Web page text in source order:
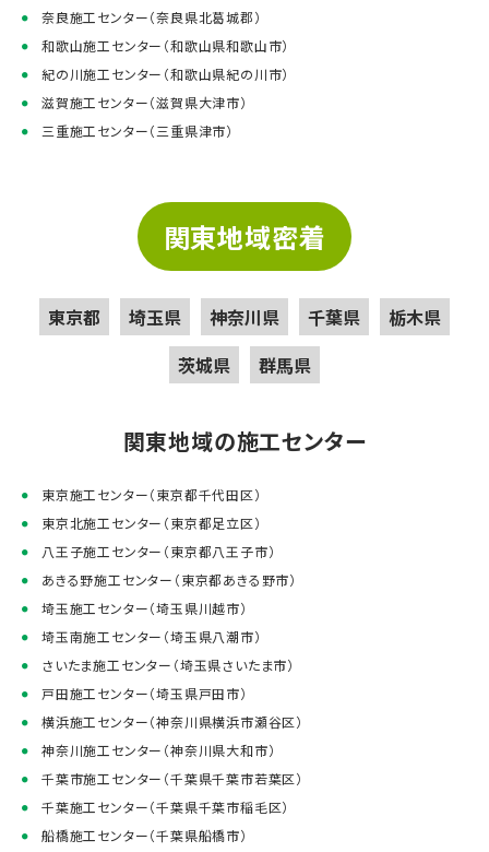
奈良施工センター（奈良県北葛城郡）
和歌山施工センター（和歌山県和歌山市）
紀の川施工センター（和歌山県紀の川市）
滋賀施工センター（滋賀県大津市）
三重施工センター（三重県津市）
関東地域密着
東京都 埼玉県 神奈川県 千葉県
栃木県
茨城県
群馬県
関東地域の施工センター
東京施工センター（東京都千代田区）
東京北施工センター（東京都足立区）
八王子施工センター（東京都八王子市）
あきる野施工センター（東京都あきる野市）
埼玉施工センター（埼玉県川越市）
埼玉南施工センター（埼玉県八潮市）
さいたま施工センター（埼玉県さいたま市）
戸田施工センター（埼玉県戸田市）
横浜施工センター（神奈川県横浜市瀬谷区）
神奈川施工センター（神奈川県大和市）
千葉市施工センター（千葉県千葉市若葉区）
千葉施工センター（千葉県千葉市稲毛区）
船橋施工センター（千葉県船橋市）